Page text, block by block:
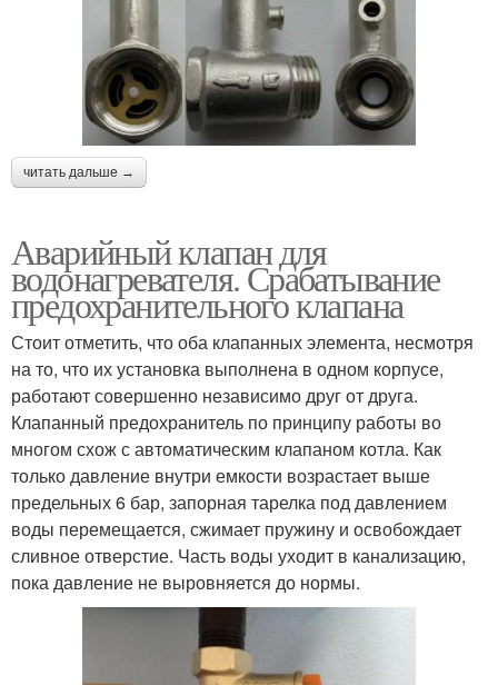
читать дальше →
Аварийный клапан для
водонагревателя. Срабатывание
предохранительного клапана
Стоит отметить, что оба клапанных элемента, несмотря
на то, что их установка выполнена в одном корпусе,
работают совершенно независимо друг от друга.
Клапанный предохранитель по принципу работы во
многом схож с автоматическим клапаном котла. Как
только давление внутри емкости возрастает выше
предельных 6 бар, запорная тарелка под давлением
воды перемещается, сжимает пружину и освобождает
сливное отверстие. Часть воды уходит в канализацию,
пока давление не выровняется до нормы.